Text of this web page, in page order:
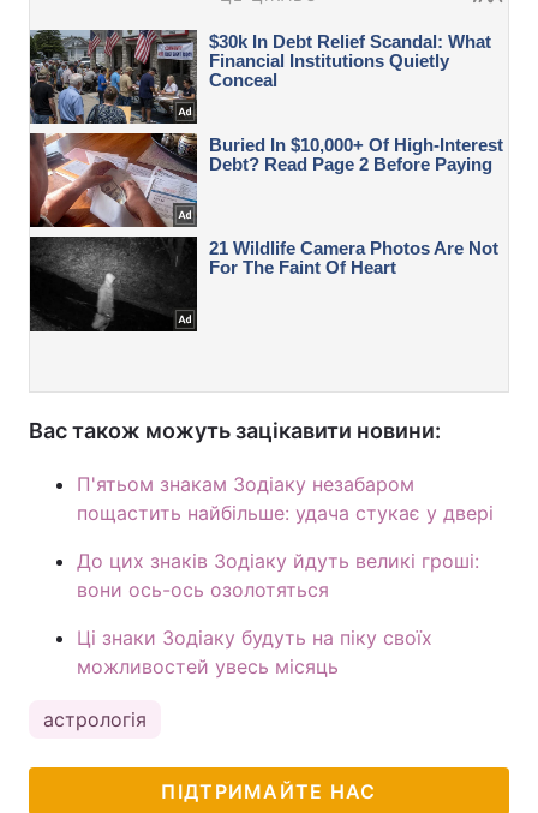
Вас також можуть зацікавити новини:
П'ятьом знакам Зодіаку незабаром
пощастить найбільше: удача стукає у двері
До цих знаків Зодіаку йдуть великі гроші:
вони ось-ось озолотяться
Ці знаки Зодіаку будуть на піку своїх
можливостей увесь місяць
астрологія
ПІДТРИМАЙТЕ НАС